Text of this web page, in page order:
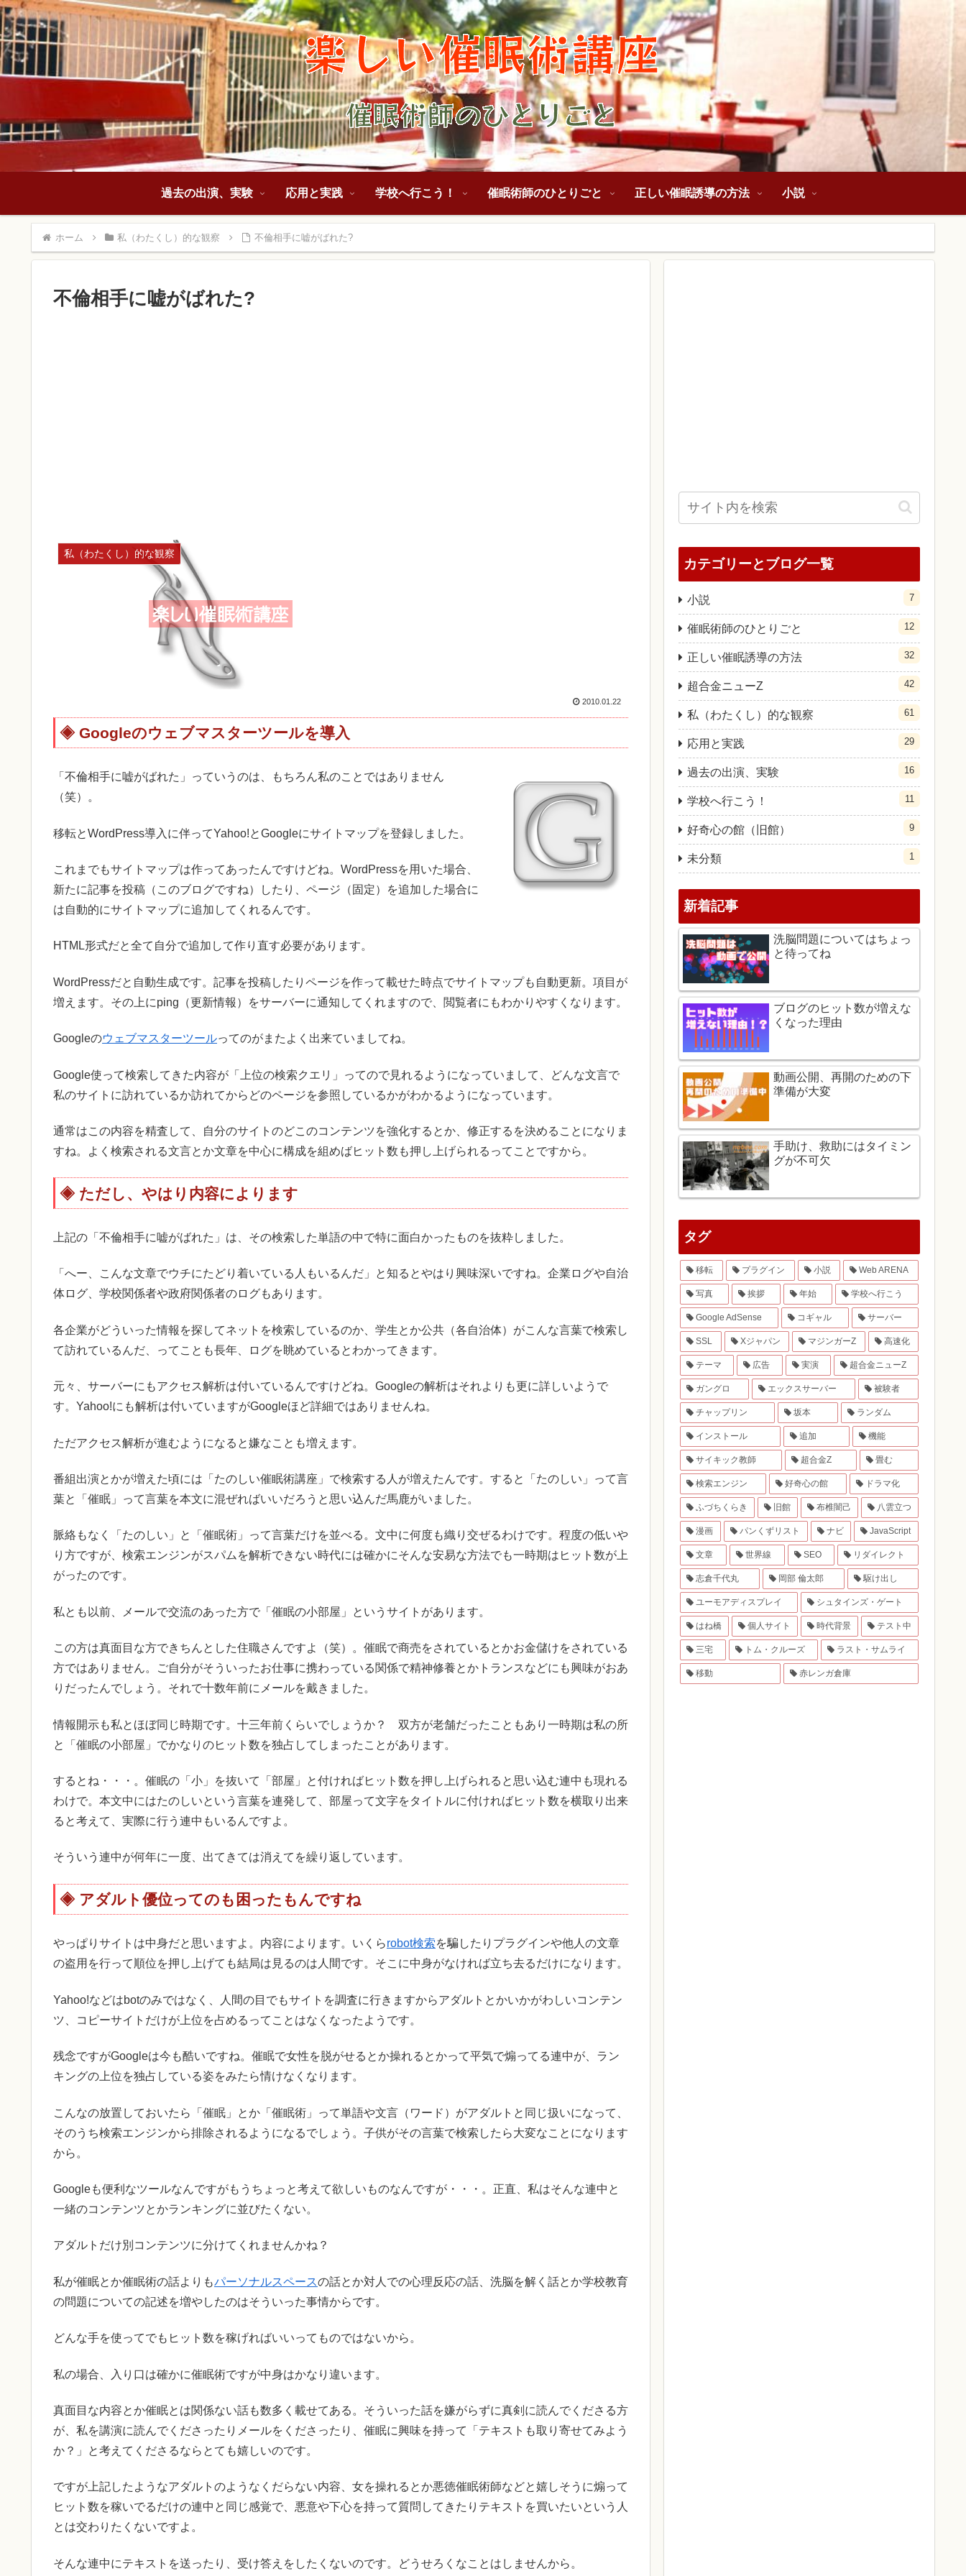
過去の出演、実験 応用と実践 学校へ行こう！ 催眠術師のひとりごと 正しい催眠誘導の方法 小説
ホーム 私（わたくし）的な観察 不倫相手に嘘がばれた?
不倫相手に嘘がばれた?
私（わたくし）的な観察
2010.01.22
Googleのウェブマスターツールを導入
「不倫相手に嘘がばれた」っていうのは、もちろん私のことではありません
（笑）。
移転とWordPress導入に伴ってYahoo!とGoogleにサイトマップを登録しました。
これまでもサイトマップは作ってあったんですけどね。WordPressを用いた場合、
新たに記事を投稿（このブログですね）したり、ページ（固定）を追加した場合に
は自動的にサイトマップに追加してくれるんです。
HTML形式だと全て自分で追加して作り直す必要があります。
WordPressだと自動生成です。記事を投稿したりページを作って載せた時点でサイトマップも自動更新。項目が
増えます。その上にping（更新情報）をサーバーに通知してくれますので、閲覧者にもわかりやすくなります。
Googleのウェブマスターツールってのがまたよく出来ていましてね。
Google使って検索してきた内容が「上位の検索クエリ」ってので見れるようになっていまして、どんな文言で
私のサイトに訪れているか訪れてからどのページを参照しているかがわかるようになっています。
通常はこの内容を精査して、自分のサイトのどこのコンテンツを強化するとか、修正するを決めることになりま
すね。よく検索される文言とか文章を中心に構成を組めばヒット数も押し上げられるってことですから。
ただし、やはり内容によります
上記の「不倫相手に嘘がばれた」は、その検索した単語の中で特に面白かったものを抜粋しました。
「へー、こんな文章でウチにたどり着いている人もいるんだ」と知るとやはり興味深いですね。企業ログや自治
体ログ、学校関係者や政府関係者のログもあります。
各企業がどういった情報を探してネットを検索しているのか、学生とか公共（各自治体）がこんな言葉で検索し
て訪れているんだ、ってことも長年、ログを眺めているとわかってきます。
元々、サーバーにもアクセス解析は付いているんですけどね。Googleの解析はそれよりも更に詳しいようで
す。Yahoo!にも解析は付いていますがGoogleほど詳細ではありませんね。
ただアクセス解析が進むようになると嫌なことも増えます。
番組出演とかが増えた頃には「たのしい催眠術講座」で検索する人が増えたんです。すると「たのしい」って言
葉と「催眠」って言葉を本文に混ぜればいいだろうと思い込んだ馬鹿がいました。
脈絡もなく「たのしい」と「催眠術」って言葉だけを並べる。文中に何度も織り交ぜるわけです。程度の低いや
り方ですが、検索エンジンがスパムを解析できない時代には確かにそんな安易な方法でも一時期はヒット数が上
がったのです。
私とも以前、メールで交流のあった方で「催眠の小部屋」というサイトがあります。
この方は真面目な方できちんとした住職さんですよ（笑）。催眠で商売をされているとかお金儲けをされている
方ではありません。ご自分がそういったお仕事に携わっている関係で精神修養とかトランスなどにも興味がおあ
りだったんでしょう。それで十数年前にメールを戴きました。
情報開示も私とほぼ同じ時期です。十三年前くらいでしょうか？ 双方が老舗だったこともあり一時期は私の所
と「催眠の小部屋」でかなりのヒット数を独占してしまったことがあります。
するとね・・・。催眠の「小」を抜いて「部屋」と付ければヒット数を押し上げられると思い込む連中も現れる
わけで。本文中にはたのしいという言葉を連発して、部屋って文字をタイトルに付ければヒット数を横取り出来
ると考えて、実際に行う連中もいるんですよ。
そういう連中が何年に一度、出てきては消えてを繰り返しています。
アダルト優位ってのも困ったもんですね
やっぱりサイトは中身だと思いますよ。内容によります。いくらrobot検索を騙したりプラグインや他人の文章
の盗用を行って順位を押し上げても結局は見るのは人間です。そこに中身がなければ立ち去るだけになります。
Yahoo!などはbotのみではなく、人間の目でもサイトを調査に行きますからアダルトとかいかがわしいコンテン
ツ、コピーサイトだけが上位を占めるってことはなくなったようです。
残念ですがGoogleは今も酷いですね。催眠で女性を脱がせるとか操れるとかって平気で煽ってる連中が、ラン
キングの上位を独占している姿をみたら情けなくなります。
こんなの放置しておいたら「催眠」とか「催眠術」って単語や文言（ワード）がアダルトと同じ扱いになって、
そのうち検索エンジンから排除されるようになるでしょう。子供がその言葉で検索したら大変なことになります
から。
Googleも便利なツールなんですがもうちょっと考えて欲しいものなんですが・・・。正直、私はそんな連中と
一緒のコンテンツとかランキングに並びたくない。
アダルトだけ別コンテンツに分けてくれませんかね？
私が催眠とか催眠術の話よりもパーソナルスペースの話とか対人での心理反応の話、洗脳を解く話とか学校教育
の問題についての記述を増やしたのはそういった事情からです。
どんな手を使ってでもヒット数を稼げればいいってものではないから。
私の場合、入り口は確かに催眠術ですが中身はかなり違います。
真面目な内容とか催眠とは関係ない話も数多く載せてある。そういった話を嫌がらずに真剣に読んでくださる方
が、私を講演に読んでくださったりメールをくださったり、催眠に興味を持って「テキストも取り寄せてみよう
か？」と考えてくださるならとても嬉しいのです。
ですが上記したようなアダルトのようなくだらない内容、女を操れるとか悪徳催眠術師などと嬉しそうに煽って
ヒット数を稼いでるだけの連中と同じ感覚で、悪意や下心を持って質問してきたりテキストを買いたいという人
とは交わりたくないですよ。
そんな連中にテキストを送ったり、受け答えをしたくないのです。どうせろくなことはしませんから。
カテゴリーとブログ一覧
小説 7
催眠術師のひとりごと 12
正しい催眠誘導の方法 32
超合金ニューZ 42
私（わたくし）的な観察 61
応用と実践 29
過去の出演、実験 16
学校へ行こう！ 11
好奇心の館（旧館） 9
未分類 1
新着記事
洗脳問題についてはちょっ
と待ってね
ブログのヒット数が増えな
くなった理由
動画公開、再開のための下
準備が大変
手助け、救助にはタイミン
グが不可欠
タグ
移転 プラグイン 小説 Web ARENA
写真 挨拶 年始 学校へ行こう
Google AdSense コギャル サーバー
SSL Xジャパン マジンガーZ 高速化
テーマ 広告 実演 超合金ニューZ
ガングロ エックスサーバー 被験者
チャップリン 坂本 ランダム
インストール 追加 機能
サイキック教師 超合金Z 畳む
検索エンジン 好奇心の館 ドラマ化
ふづちくらき 旧館 布椎闇己 八雲立つ
漫画 パンくずリスト ナビ JavaScript
文章 世界線 SEO リダイレクト
志倉千代丸 岡部 倫太郎 駆け出し
ユーモアディスプレイ シュタインズ・ゲート
はね橋 個人サイト 時代背景 テスト中
三宅 トム・クルーズ ラスト・サムライ
移動 赤レンガ倉庫